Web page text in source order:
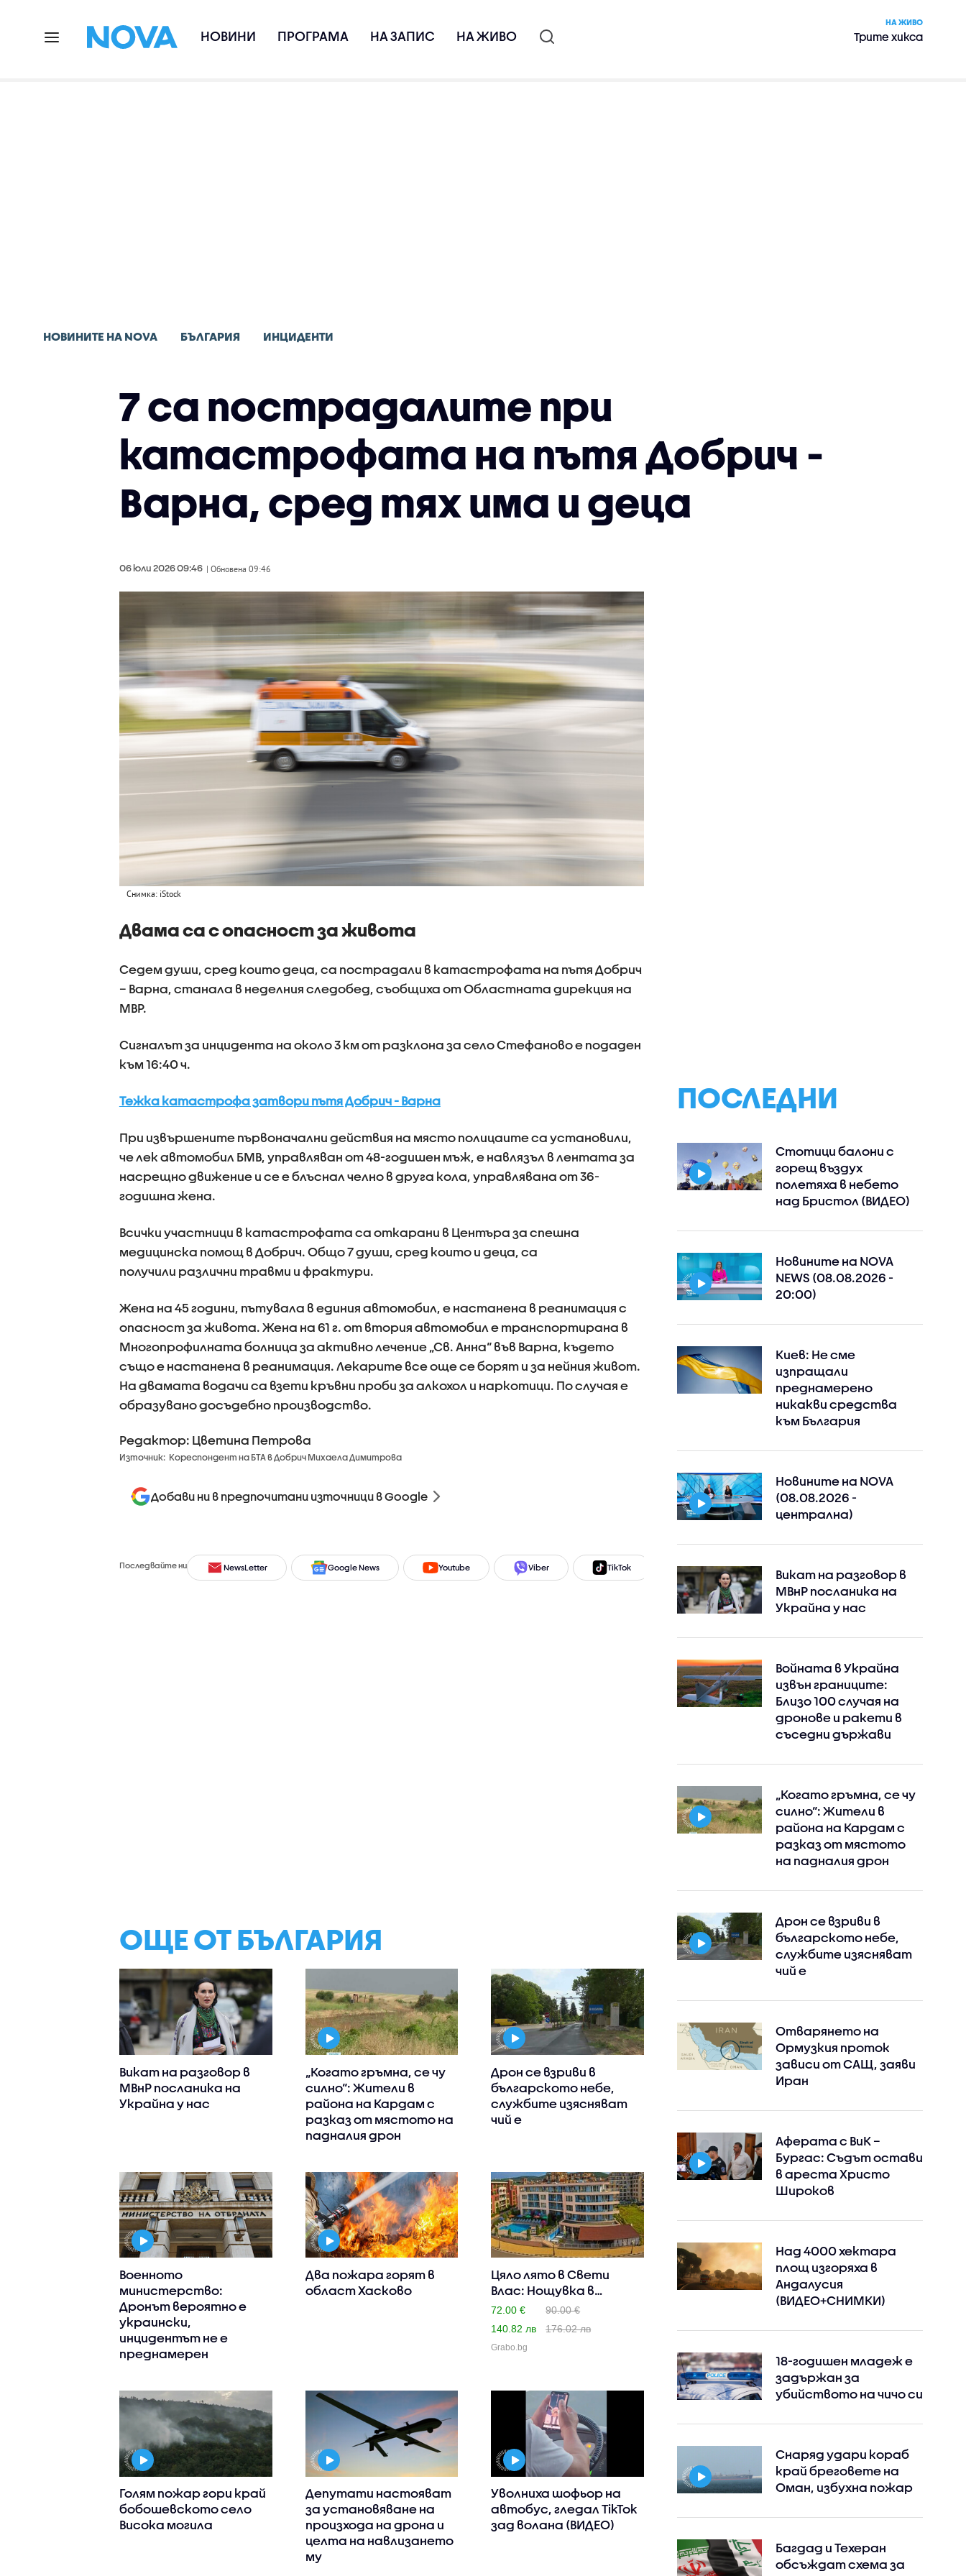
НОВИНИ ПРОГРАМА НА ЗАПИС НА ЖИВО
НА ЖИВО
Трите хикса
НОВИНИТЕ НА NOVA БЪЛГАРИЯ ИНЦИДЕНТИ
7 са пострадалите при
катастрофата на пътя Добрич -
Варна, сред тях има и деца
06 юли 2026 09:46 | Обновена 09:46
Снимка: iStock
Двама са с опасност за живота
Седем души, сред които деца, са пострадали в катастрофата на пътя Добрич
– Варна, станала в неделния следобед, съобщиха от Областната дирекция на
МВР.
Сигналът за инцидента на около 3 км от разклона за село Стефаново е подаден
към 16:40 ч.
Тежка катастрофа затвори пътя Добрич - Варна
При извършените първоначални действия на място полицаите са установили,
че лек автомобил БМВ, управляван от 48-годишен мъж, е навлязъл в лентата за
насрещно движение и се е блъснал челно в друга кола, управлявана от 36-
годишна жена.
Всички участници в катастрофата са откарани в Центъра за спешна
медицинска помощ в Добрич. Общо 7 души, сред които и деца, са
получили различни травми и фрактури.
Жена на 45 години, пътувала в единия автомобил, е настанена в реанимация с
опасност за живота. Жена на 61 г. от втория автомобил е транспортирана в
Многопрофилната болница за активно лечение „Св. Анна“ във Варна, където
също е настанена в реанимация. Лекарите все още се борят и за нейния живот.
На двамата водачи са взети кръвни проби за алкохол и наркотици. По случая е
образувано досъдебно производство.
Редактор: Цветина Петрова
Източник: Кореспондент на БТА в Добрич Михаела Димитрова
Добави ни в предпочитани източници в Google
Последвайте ни NewsLetter Google News Youtube Viber TikTok Instagram
ОЩЕ ОТ БЪЛГАРИЯ
Викат на разговор в
МВнР посланика на
Украйна у нас
„Когато гръмна, се чу
силно“: Жители в
района на Кардам с
разказ от мястото на
падналия дрон
Дрон се взриви в
българското небе,
службите изясняват
чий е
Военното
министерство:
Дронът вероятно е
украински,
инцидентът не е
преднамерен
Два пожара горят в
област Хасково
Цяло лято в Свети
Влас: Нощувка в
студио или..
72.00 €
90.00 €
140.82 лв
176.02 лв
Grabo.bg
Голям пожар гори край
бобошевското село
Висока могила
Депутати настояват
за установяване на
произхода на дрона и
целта на навлизането
му
Уволниха шофьор на
автобус, гледал TikTok
зад волана (ВИДЕО)
ПОСЛЕДНИ
Стотици балони с
горещ въздух
полетяха в небето
над Бристол (ВИДЕО)
Новините на NOVA
NEWS (08.08.2026 -
20:00)
Киев: Не сме
изпращали
преднамерено
никакви средства
към България
Новините на NOVA
(08.08.2026 -
централна)
Викат на разговор в
МВнР посланика на
Украйна у нас
Войната в Украйна
извън границите:
Близо 100 случая на
дронове и ракети в
съседни държави
„Когато гръмна, се чу
силно“: Жители в
района на Кардам с
разказ от мястото
на падналия дрон
Дрон се взриви в
българското небе,
службите изясняват
чий е
Отварянето на
Ормузкия проток
зависи от САЩ, заяви
Иран
Аферата с ВиК –
Бургас: Съдът остави
в ареста Христо
Широков
Над 4000 хектара
площ изгоряха в
Андалусия
(ВИДЕО+СНИМКИ)
18-годишен младеж е
задържан за
убийството на чичо си
Снаряд удари кораб
край бреговете на
Оман, избухна пожар
Багдад и Техеран
обсъждат схема за